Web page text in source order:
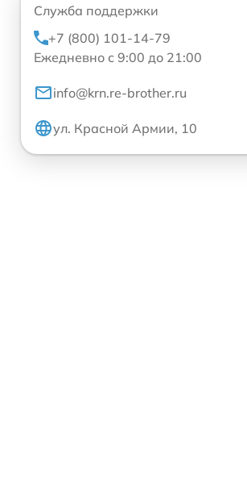
Служба поддержки
+7 (800) 101-14-79
Ежедневно с 9:00 до 21:00
info@krn.re-brother.ru
ул. Красной Армии, 10